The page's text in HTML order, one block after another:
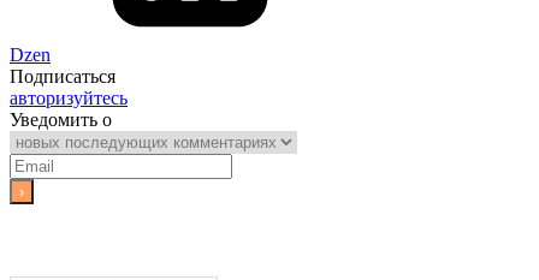
Dzen
Подписаться
авторизуйтесь
Уведомить о